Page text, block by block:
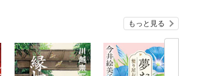
もっと見る